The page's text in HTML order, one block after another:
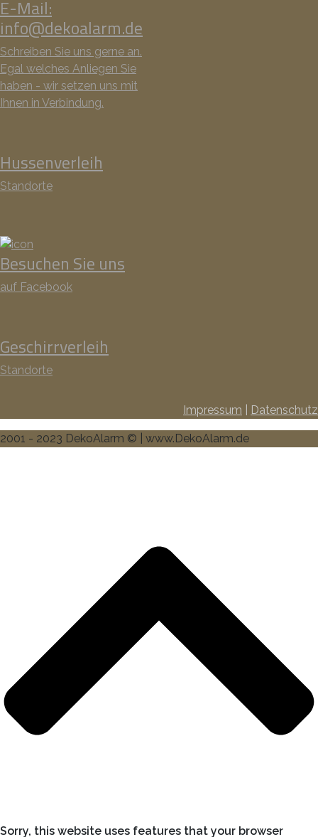
E-Mail:
info@dekoalarm.de
Schreiben Sie uns gerne an.
Egal welches Anliegen Sie
haben - wir setzen uns mit
Ihnen in Verbindung.
Hussenverleih
Standorte
Besuchen Sie uns
auf Facebook
Geschirrverleih
Standorte
Impressum Datenschutz
2001 - 2023 DekoAlarm © | www.DekoAlarm.de
Sorry, this website uses features that your browser